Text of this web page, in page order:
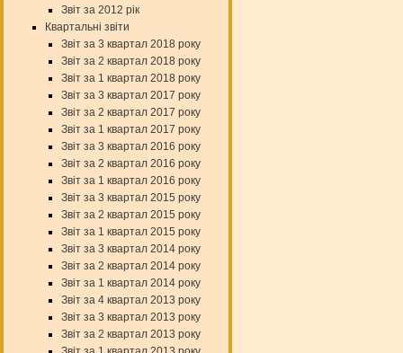
Звіт за 2012 рік
Квартальні звіти
Звіт за 3 квартал 2018 року
Звіт за 2 квартал 2018 року
Звіт за 1 квартал 2018 року
Звіт за 3 квартал 2017 року
Звіт за 2 квартал 2017 року
Звіт за 1 квартал 2017 року
Звіт за 3 квартал 2016 року
Звіт за 2 квартал 2016 року
Звіт за 1 квартал 2016 року
Звіт за 3 квартал 2015 року
Звіт за 2 квартал 2015 року
Звіт за 1 квартал 2015 року
Звіт за 3 квартал 2014 року
Звіт за 2 квартал 2014 року
Звіт за 1 квартал 2014 року
Звіт за 4 квартал 2013 року
Звіт за 3 квартал 2013 року
Звіт за 2 квартал 2013 року